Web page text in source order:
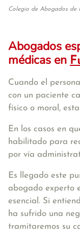
Colegio de Abogados de
Abogados
médicas en
Cuando el
con un paciente
físico o moral,
En los casos en
habilitado para
por vía
Es llegado este
abogado experto
esencial. Si
ha sufrido una
tramitaremos su